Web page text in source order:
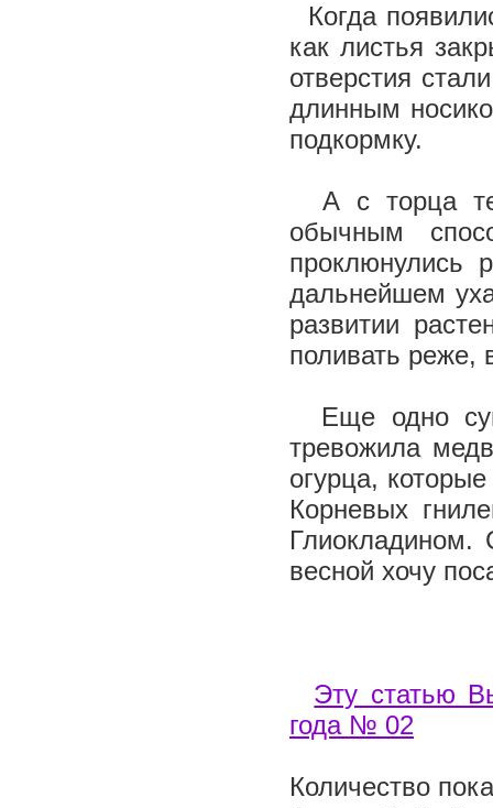
Когда
как листья
отверстия
длинным
подкормку.
А с торца
обычным
проклюнулись
дальнейшем
развитии
поливать реже,
Еще одно
тревожила
огурца,
Корневых
весной хочу
Эту статью
года № 02
Количество